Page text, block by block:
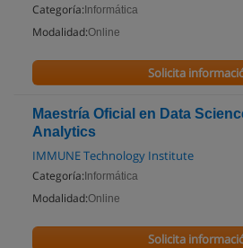
Categoría: Informática
Modalidad:Online
Solicita
Maestría Oficial en Data
Analytics
IMMUNE Technology Institute
Categoría: Informática
Modalidad:Online
Solicita